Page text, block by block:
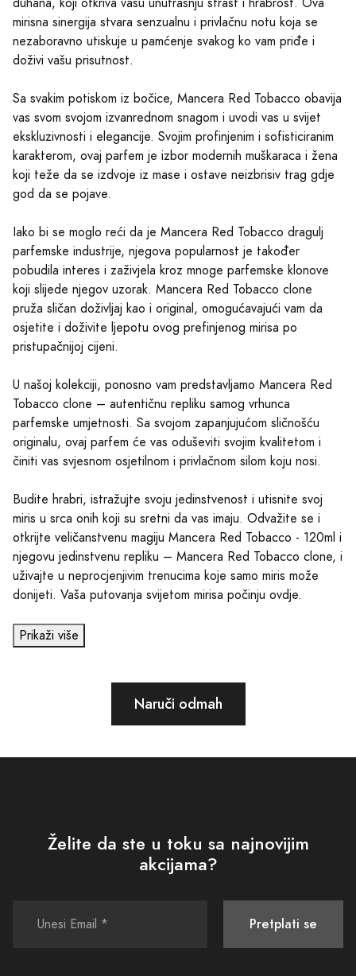
mirisna sinergija stvara senzualnu i privlačnu notu koja se
nezaboravno utiskuje u pamćenje svakog ko vam priđe i
doživi vašu prisutnost.
Sa svakim potiskom iz bočice, Mancera Red Tobacco obavija
vas svom svojom izvanrednom snagom i uvodi vas u svijet
ekskluzivnosti i elegancije. Svojim profinjenim i sofisticiranim
karakterom, ovaj parfem je izbor modernih muškaraca i žena
koji teže da se izdvoje iz mase i ostave neizbrisiv trag gdje
god da se pojave.
Iako bi se moglo reći da je Mancera Red Tobacco dragulj
parfemske industrije, njegova popularnost je također
pobudila interes i zaživjela kroz mnoge parfemske klonove
koji slijede njegov uzorak. Mancera Red Tobacco clone
pruža sličan doživljaj kao i original, omogućavajući vam da
osjetite i doživite ljepotu ovog prefinjenog mirisa po
pristupačnijoj cijeni.
U našoj kolekciji, ponosno vam predstavljamo Mancera Red
Tobacco clone – autentičnu repliku samog vrhunca
parfemske umjetnosti. Sa svojom zapanjujućom sličnošću
originalu, ovaj parfem će vas oduševiti svojim kvalitetom i
činiti vas svjesnom osjetilnom i privlačnom silom koju nosi.
Budite hrabri, istražujte svoju jedinstvenost i utisnite svoj
miris u srca onih koji su sretni da vas imaju. Odvažite se i
otkrijte veličanstvenu magiju Mancera Red Tobacco - 120ml i
njegovu jedinstvenu repliku – Mancera Red Tobacco clone, i
uživajte u neprocjenjivim trenucima koje samo miris može
donijeti. Vaša putovanja svijetom mirisa počinju ovdje.
Prikaži više
Naruči odmah
Želite da ste u toku sa najnovijim
akcijama?
Pretplati se